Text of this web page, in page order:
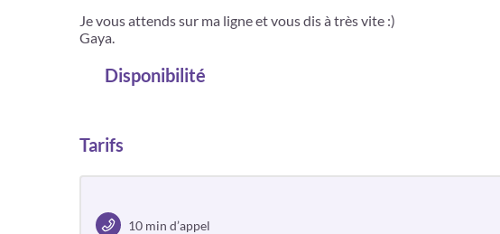
Je vous attends sur ma ligne et vous dis à très vite :)
Gaya.
Disponibilité
Tarifs
10 min d’appel